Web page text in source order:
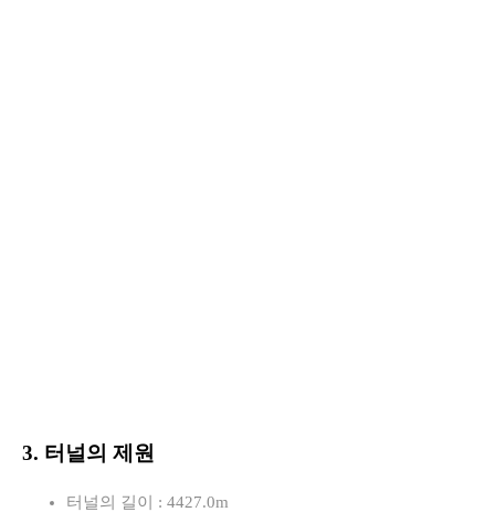
3. 터널의 제원
터널의 길이 : 4427.0m